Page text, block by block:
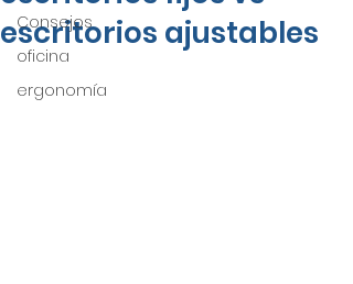
Consejos
oficina
ergonomía
escritorios ajustables